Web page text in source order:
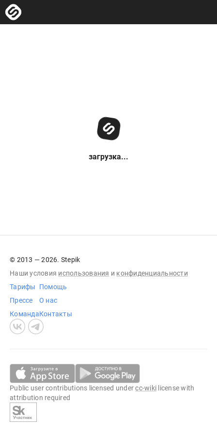
загрузка...
© 2013 — 2026. Stepik
Наши условия использования и конфиденциальности
Тарифы
Прессе
Команда
Помощь
О нас
Контакты
Public user contributions licensed undercc-wiki license with
attribution required